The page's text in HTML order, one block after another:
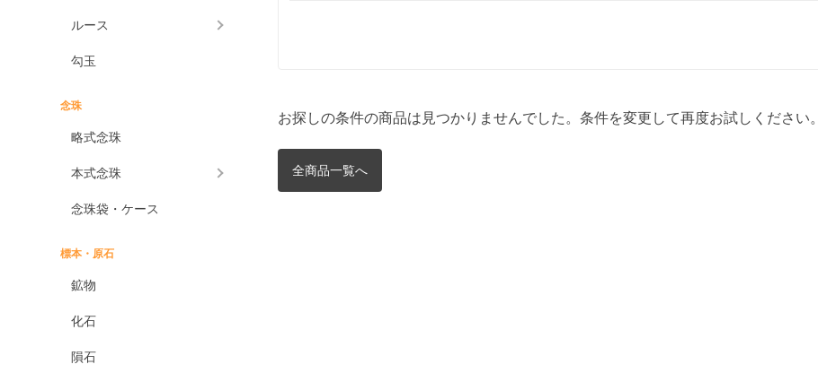
ルース
勾玉
念珠
略式念珠
本式念珠
念珠袋・ケース
標本・原石
鉱物
化石
隕石
お探しの条件の商品は見つかりませんでした。条件を変更して再度お試しください。
全商品一覧へ